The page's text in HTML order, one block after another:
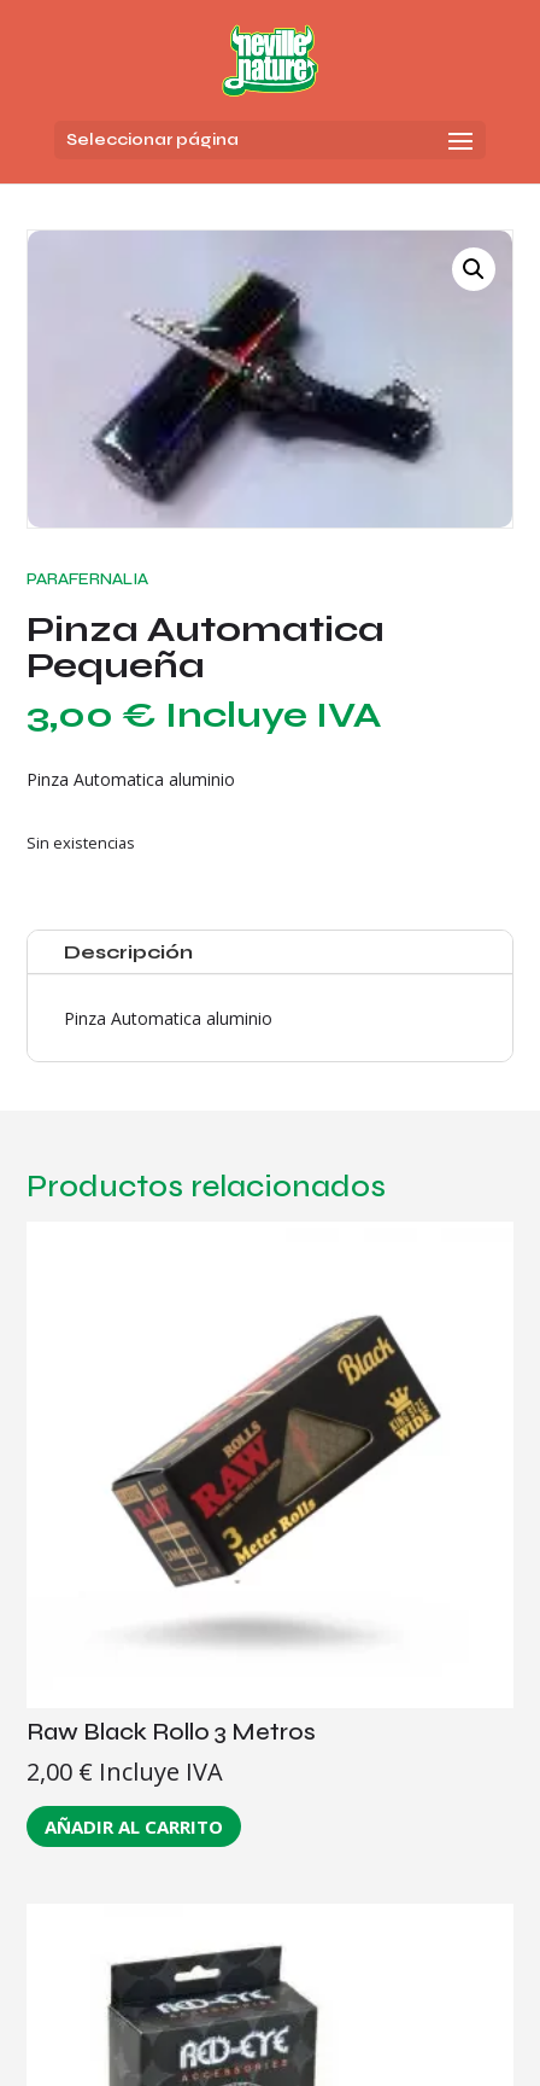
Seleccionar página
PARAFERNALIA
Pinza Automatica
Pequeña
3,00 € Incluye IVA
Pinza Automatica aluminio
Sin existencias
Descripción
Pinza Automatica aluminio
Productos relacionados
Raw Black Rollo 3 Metros
2,00 € Incluye IVA
AÑADIR AL CARRITO